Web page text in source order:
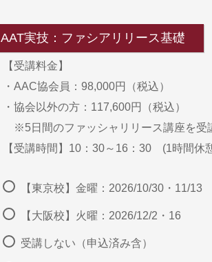
AAT実技：ファシアリリース基礎
【受講料金】
・AAC協会員：98,000円（税込）
・協会以外の方：117,600円（税込）
※5日間のファッシャリリース講座を受
【受講時間】10：30～16：30 (1時間休
【東京校】金曜：2026/10/30・11/13
【大阪校】火曜：2026/12/2・16
受講しない（申込済み含）